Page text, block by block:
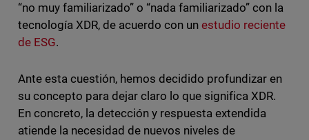
“no muy familiarizado” o “nada familiarizado” con la
tecnología XDR, de acuerdo con unestudio reciente
de ESG.
Ante esta cuestión, hemos decidido profundizar en
su concepto para dejar claro lo que significa XDR.
En concreto, la detección y respuesta extendida
atiende la necesidad de nuevos niveles de